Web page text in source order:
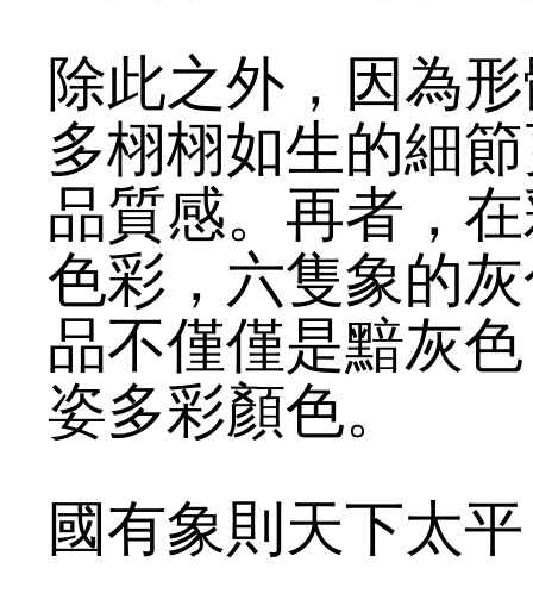
除此之外，因為
多栩栩如生的細
品質感。再者，
色彩，六隻象的
品不僅僅是黯灰
姿多彩顏色。
國有象則天下太